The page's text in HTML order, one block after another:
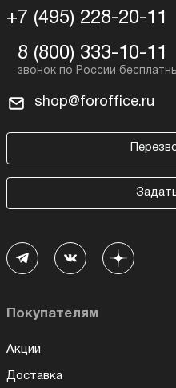
+7 (495) 228-20-11
8 (800) 333-10-11
shop@foroffice.ru
Покупателям
Акции
Доставка